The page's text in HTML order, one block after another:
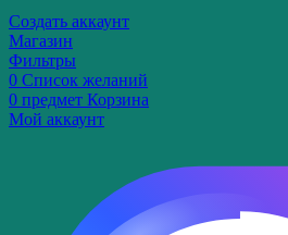
Создать аккаунт
Магазин
Фильтры
0 Список желаний
0 предмет Корзина
Мой аккаунт